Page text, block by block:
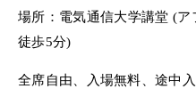
場所：電気通信大学講堂 (
徒歩5分)
全席自由、入場無料、途中